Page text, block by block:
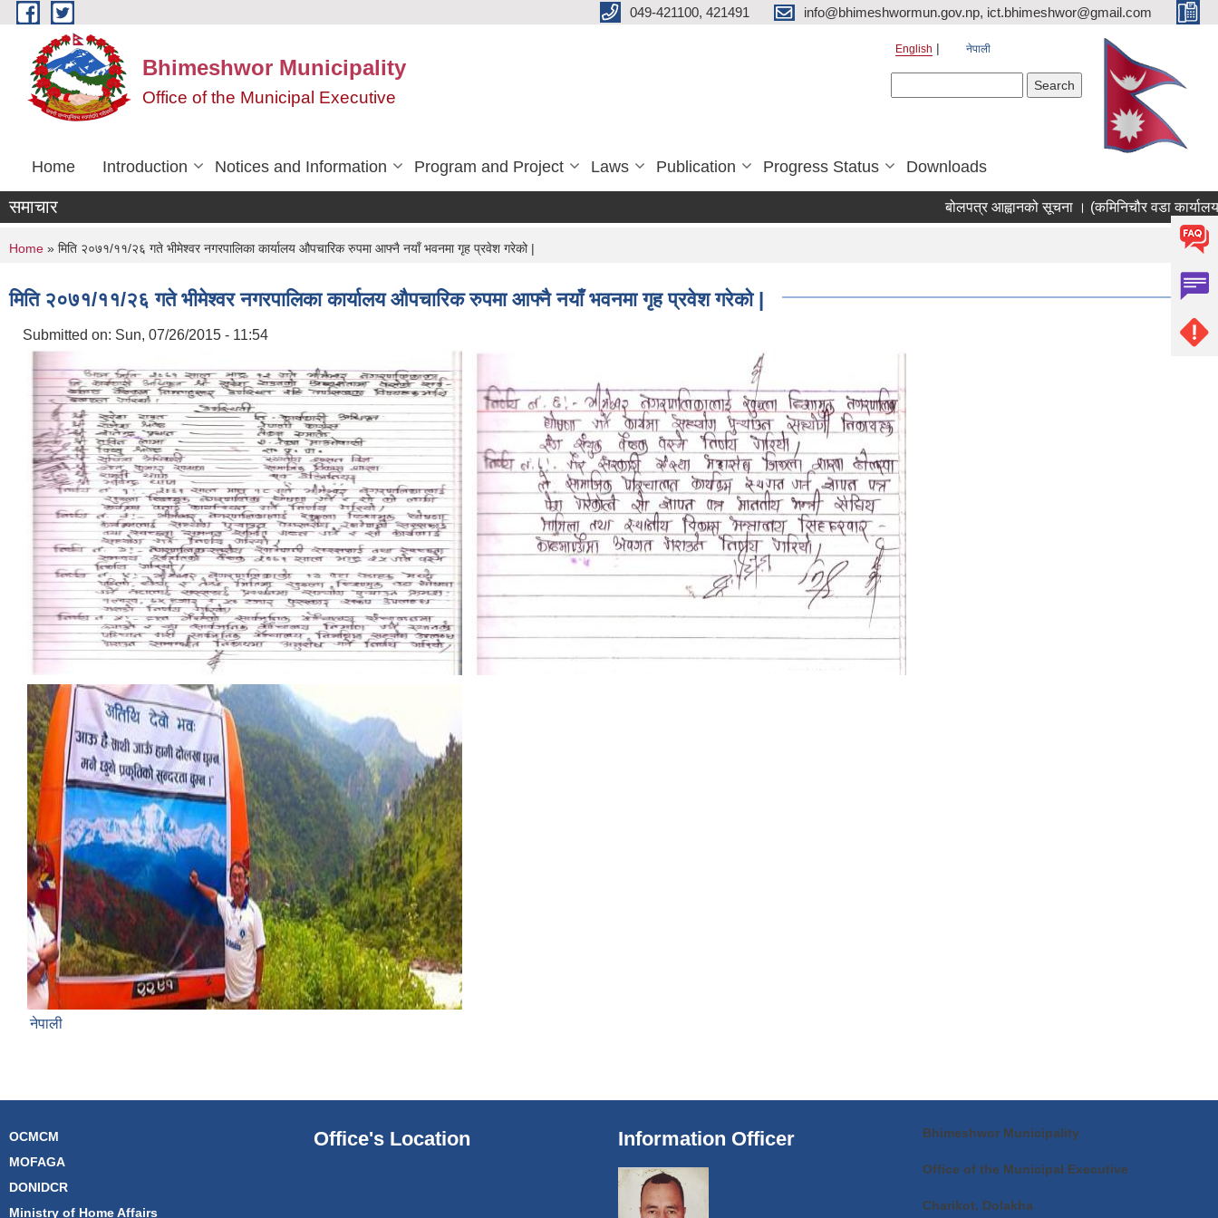
Skip to main content 049-421100, 421491 info@bhimeshwormun.gov.np, ict.bhimeshwor@gmail.com
Bhimeshwor Municipality
Office of the Municipal Executive
English नेपाली
Home Introduction Notices and Information Program and Project Laws Publication Progress Status Downloads
समाचार बोलपत्र आह्वानको सूचना । (कमिनिचौर वडा कार्यालय
You are here
Home » मिति २०७१/११/२६ गते भीमेश्वर नगरपालिका कार्यालय औपचारिक रुपमा आफ्नै नयाँ भवनमा गृह प्रवेश गरेको |
मिति २०७१/११/२६ गते भीमेश्वर नगरपालिका कार्यालय औपचारिक रुपमा आफ्नै नयाँ भवनमा गृह प्रवेश गरेको |
Submitted on: Sun, 07/26/2015 - 11:54
नेपाली
OCMCM
MOFAGA
DONIDCR
Ministry of Home Affairs
Office's Location Information Officer Bhimeshwor Municipality
Office of the Municipal Executive
Charikot, Dolakha